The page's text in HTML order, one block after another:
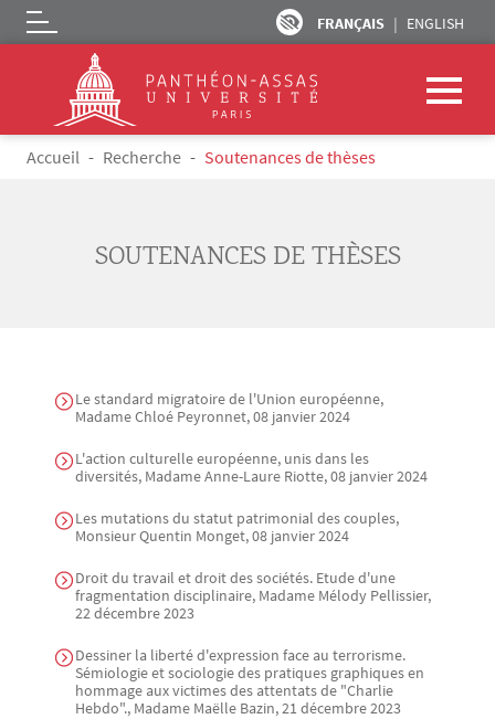
Aller au contenu principal
FRANÇAIS ENGLISH
Logo
Fil d'Ariane
Accueil Recherche Soutenances de thèses
SOUTENANCES DE THÈSES
Le standard migratoire de l'Union européenne,
Madame Chloé Peyronnet, 08 janvier 2024
L'action culturelle européenne, unis dans les
diversités, Madame Anne-Laure Riotte, 08 janvier 2024
Les mutations du statut patrimonial des couples,
Monsieur Quentin Monget, 08 janvier 2024
Droit du travail et droit des sociétés. Etude d'une
fragmentation disciplinaire, Madame Mélody Pellissier,
22 décembre 2023
Dessiner la liberté d'expression face au terrorisme.
Sémiologie et sociologie des pratiques graphiques en
hommage aux victimes des attentats de "Charlie
Hebdo"., Madame Maëlle Bazin, 21 décembre 2023